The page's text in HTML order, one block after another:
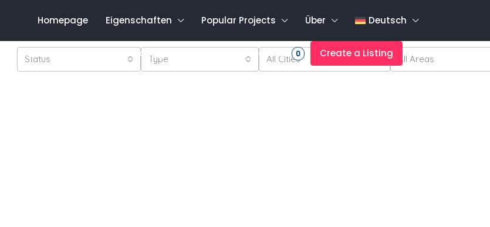
Homepage Eigenschaften Popular Projects Über Deutsch
Anmeldung Favorites 0 Create a Listing
Status Type All Cities All Areas